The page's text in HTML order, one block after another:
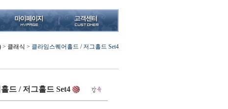
> 클래식 > 클라임스퀘어홀드 / 저그홀드 Set4
드 / 저그홀드 Set4